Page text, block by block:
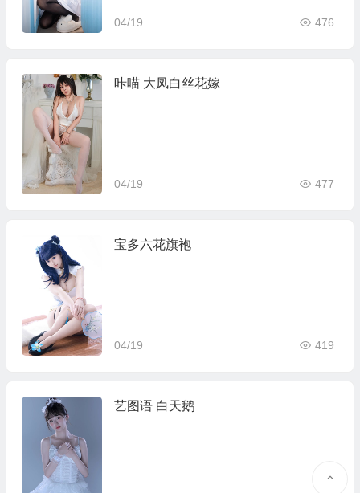
04/19 476
咔喵 大凤白丝花嫁
04/19 477
宝多六花旗袍
04/19 419
艺图语 白天鹅